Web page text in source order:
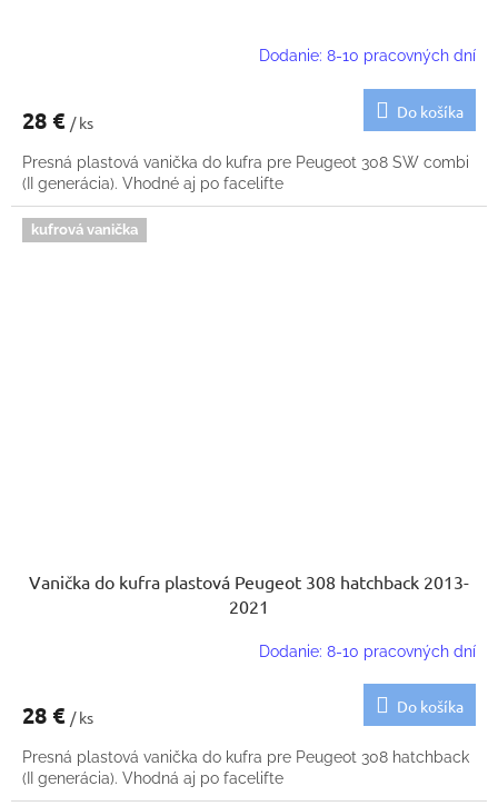
Dodanie: 8-10 pracovných dní
28 € / ks
Do košíka
Presná plastová vanička do kufra pre Peugeot 308 SW combi
(II generácia). Vhodné aj po facelifte
kufrová vanička
Vanička do kufra plastová Peugeot 308 hatchback 2013-
2021
Dodanie: 8-10 pracovných dní
28 € / ks
Do košíka
Presná plastová vanička do kufra pre Peugeot 308 hatchback
(II generácia). Vhodná aj po facelifte